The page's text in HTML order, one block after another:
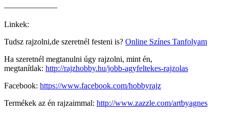
——————–
Linkek:
Tudsz rajzolni,de szeretnél festeni is? Online Színes Tanfolyam
Ha szeretnél megtanulni úgy rajzolni, mint én,
megtanítlak: http://rajzhobby.hu/jobb-agyfeltekes-rajzolas
Facebook: https://www.facebook.com/hobbyrajz
Termékek az én rajzaimmal: http://www.zazzle.com/artbyagnes